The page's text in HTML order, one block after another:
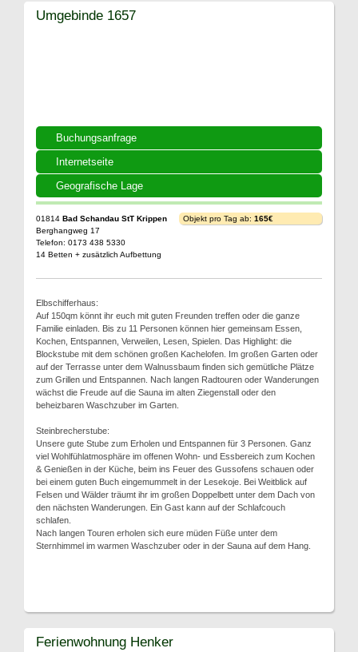
Buchungsanfrage
Internetseite
Geografische Lage
Umgebinde 1657
01814 Bad Schandau StT Krippen
Berghangweg 17
Telefon: 0173 438 5330
14 Betten + zusätzlich Aufbettung
Objekt pro Tag ab: 165€
Elbschifferhaus:
Auf 150qm könnt ihr euch mit guten Freunden treffen oder die ganze
Familie einladen. Bis zu 11 Personen können hier gemeinsam Essen,
Kochen, Entspannen, Verweilen, Lesen, Spielen. Das Highlight: die
Blockstube mit dem schönen großen Kachelofen. Im großen Garten oder
auf der Terrasse unter dem Walnussbaum finden sich gemütliche Plätze
zum Grillen und Entspannen. Nach langen Radtouren oder Wanderungen
wächst die Freude auf die Sauna im alten Ziegenstall oder den
beheizbaren Waschzuber im Garten.
Steinbrecherstube:
Unsere gute Stube zum Erholen und Entspannen für 3 Personen. Ganz
viel Wohlfühlatmosphäre im offenen Wohn- und Essbereich zum Kochen
& Genießen in der Küche, beim ins Feuer des Gussofens schauen oder
bei einem guten Buch eingemummelt in der Lesekoje. Bei Weitblick auf
Felsen und Wälder träumt ihr im großen Doppelbett unter dem Dach von
den nächsten Wanderungen. Ein Gast kann auf der Schlafcouch
schlafen.
Nach langen Touren erholen sich eure müden Füße unter dem
Sternhimmel im warmen Waschzuber oder in der Sauna auf dem Hang.
Ferienwohnung Henker